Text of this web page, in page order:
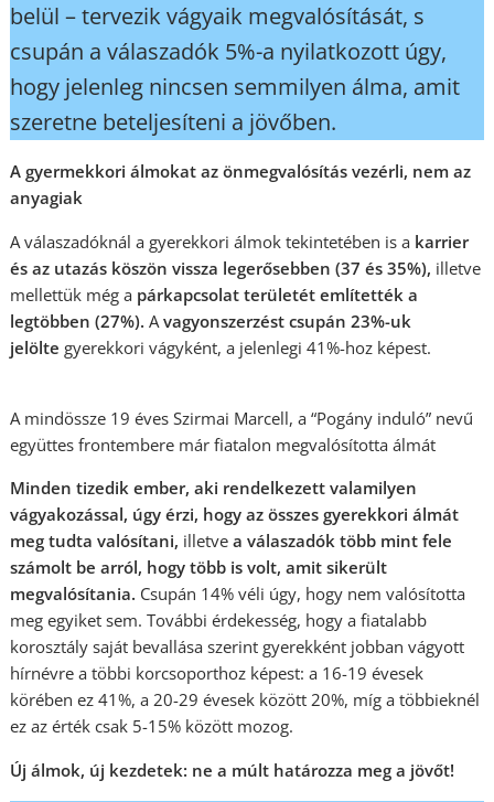
belül – tervezik vágyaik megvalósítását, s
csupán a válaszadók 5%-a nyilatkozott úgy,
hogy jelenleg nincsen semmilyen álma, amit
szeretne beteljesíteni a jövőben.
A gyermekkori álmokat az önmegvalósítás vezérli, nem az
anyagiak
A válaszadóknál a gyerekkori álmok tekintetében is a karrier
és az utazás köszön vissza legerősebben (37 és 35%), illetve
mellettük még a párkapcsolat területét említették a
legtöbben (27%). Avagyonszerzést csupán 23%-uk
jelölte gyerekkori vágyként, a jelenlegi 41%-hoz képest.
A mindössze 19 éves Szirmai Marcell, a “Pogány induló” nevű
együttes frontembere már fiatalon megvalósította álmát
Minden tizedik ember, aki rendelkezett valamilyen
vágyakozással, úgy érzi, hogy az összes gyerekkori álmát
meg tudta valósítani, illetvea válaszadók több mint fele
számolt be arról, hogy több is volt, amit sikerült
megvalósítania. Csupán 14% véli úgy, hogy nem valósította
meg egyiket sem. További érdekesség, hogy a fiatalabb
korosztály saját bevallása szerint gyerekként jobban vágyott
hírnévre a többi korcsoporthoz képest: a 16-19 évesek
körében ez 41%, a 20-29 évesek között 20%, míg a többieknél
ez az érték csak 5-15% között mozog.
Új álmok, új kezdetek: ne a múlt határozza meg a jövőt!